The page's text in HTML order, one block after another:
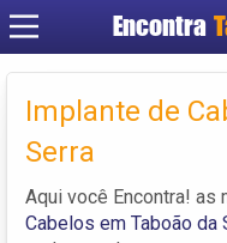
Encontra
Implante de
Serra
Aqui você Encontra! as
Cabelos em Taboão da